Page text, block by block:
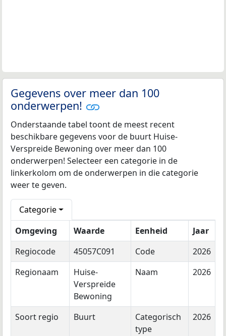
Gegevens over meer dan 100
onderwerpen!
Onderstaande tabel toont de meest recent
beschikbare gegevens voor de buurt Huise-
Verspreide Bewoning over meer dan 100
onderwerpen! Selecteer een categorie in de
linkerkolom om de onderwerpen in die categorie
weer te geven.
Categorie
Omgeving
Waarde Eenheid
Jaar
Regiocode
45057C091 Code
2026
Regionaam
Huise-
Verspreide
Bewoning
Naam 2026
Soort regio Buurt
Categorisch
type
2026